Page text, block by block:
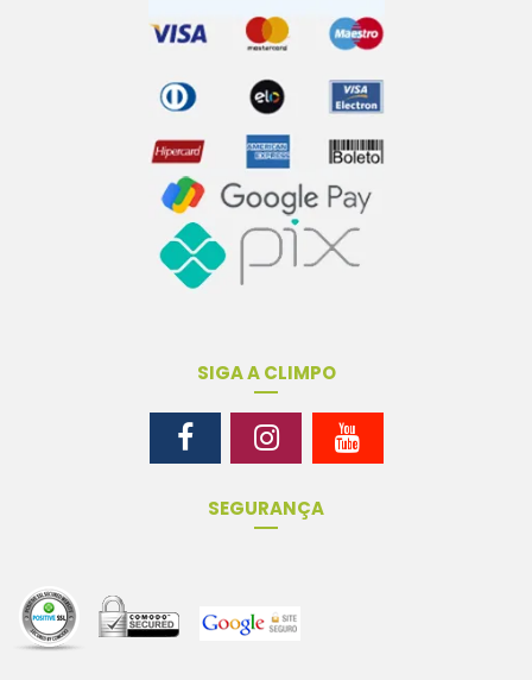
SIGA A CLIMPO
SEGURANÇA